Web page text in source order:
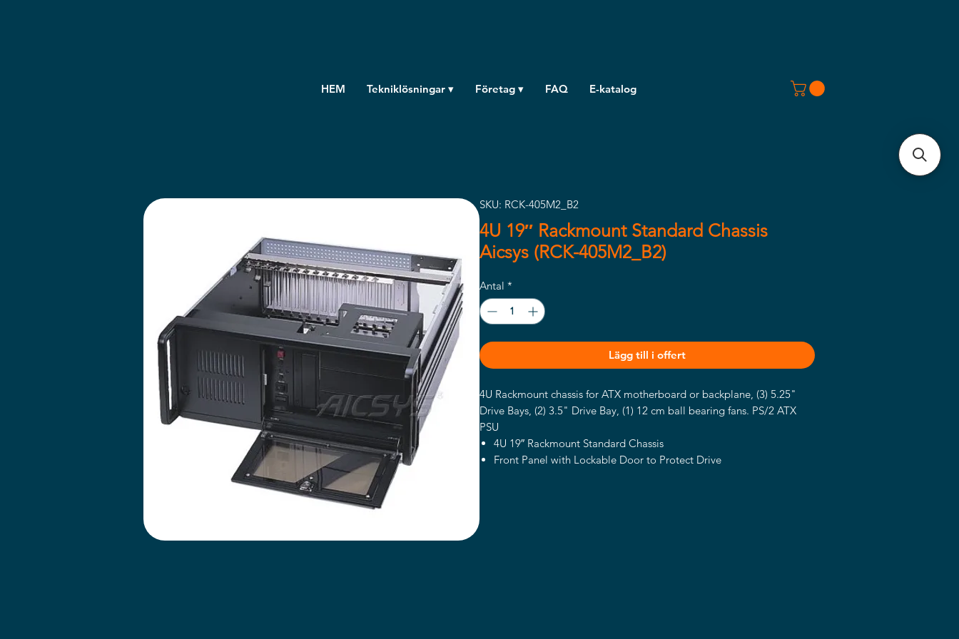
HEM Tekniklösningar ▾ Företag ▾ FAQ E-katalog
SKU: RCK-405M2_B2
4U 19″ Rackmount Standard Chassis
Aicsys (RCK-405M2_B2)
Antal *
Lägg till i offert
4U Rackmount chassis for ATX motherboard or backplane, (3) 5.25"
Drive Bays, (2) 3.5" Drive Bay, (1) 12 cm ball bearing fans. PS/2 ATX
PSU
4U 19″ Rackmount Standard Chassis
Front Panel with Lockable Door to Protect Drive